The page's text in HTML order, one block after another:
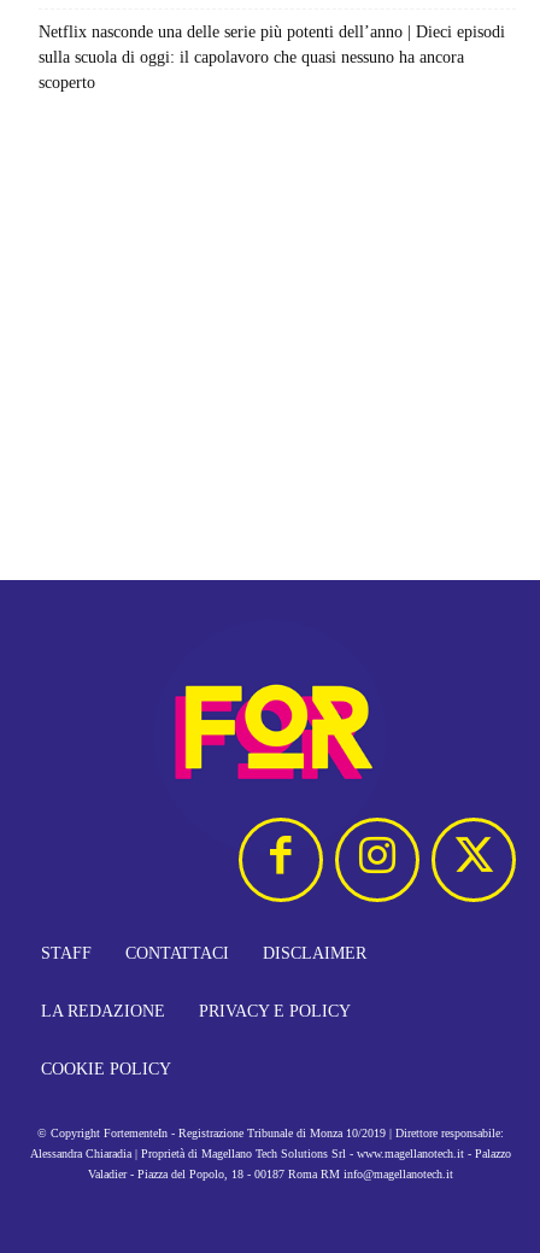
Netflix nasconde una delle serie più potenti dell’anno | Dieci episodi
sulla scuola di oggi: il capolavoro che quasi nessuno ha ancora
scoperto
STAFF CONTATTACI DISCLAIMER
LA REDAZIONE PRIVACY E POLICY
COOKIE POLICY
© Copyright FortementeIn - Registrazione Tribunale di Monza 10/2019 | Direttore responsabile:
Alessandra Chiaradia | Proprietà di Magellano Tech Solutions Srl - www.magellanotech.it - Palazzo
Valadier - Piazza del Popolo, 18 - 00187 Roma RM info@magellanotech.it